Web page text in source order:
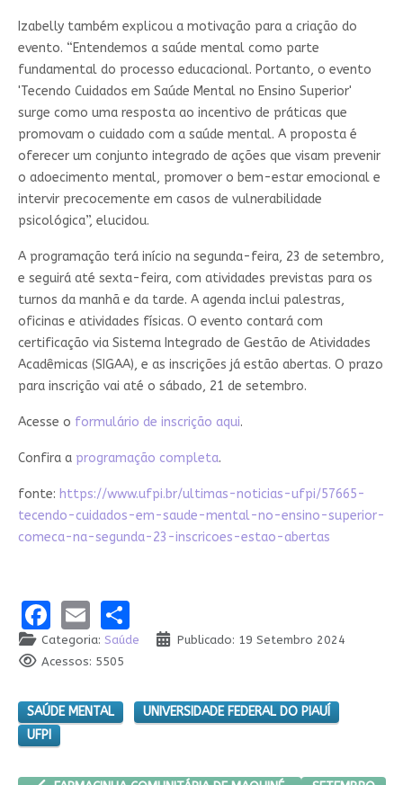
Izabelly também explicou a motivação para a criação do
evento. “Entendemos a saúde mental como parte
fundamental do processo educacional. Portanto, o evento
'Tecendo Cuidados em Saúde Mental no Ensino Superior'
surge como uma resposta ao incentivo de práticas que
promovam o cuidado com a saúde mental. A proposta é
oferecer um conjunto integrado de ações que visam prevenir
o adoecimento mental, promover o bem-estar emocional e
intervir precocemente em casos de vulnerabilidade
psicológica”, elucidou.
A programação terá início na segunda-feira, 23 de setembro,
e seguirá até sexta-feira, com atividades previstas para os
turnos da manhã e da tarde. A agenda inclui palestras,
oficinas e atividades físicas. O evento contará com
certificação via Sistema Integrado de Gestão de Atividades
Acadêmicas (SIGAA), e as inscrições já estão abertas. O prazo
para inscrição vai até o sábado, 21 de setembro.
Acesse o formulário de inscrição aqui.
Confira a programação completa.
fonte: https://www.ufpi.br/ultimas-noticias-ufpi/57665-
tecendo-cuidados-em-saude-mental-no-ensino-superior-
comeca-na-segunda-23-inscricoes-estao-abertas
Facebook
EmailShare
Categoria: Saúde
Publicado: 19 Setembro 2024
Acessos: 5505
SAÚDE MENTAL
UNIVERSIDADE FEDERAL DO PIAUÍ
UFPI